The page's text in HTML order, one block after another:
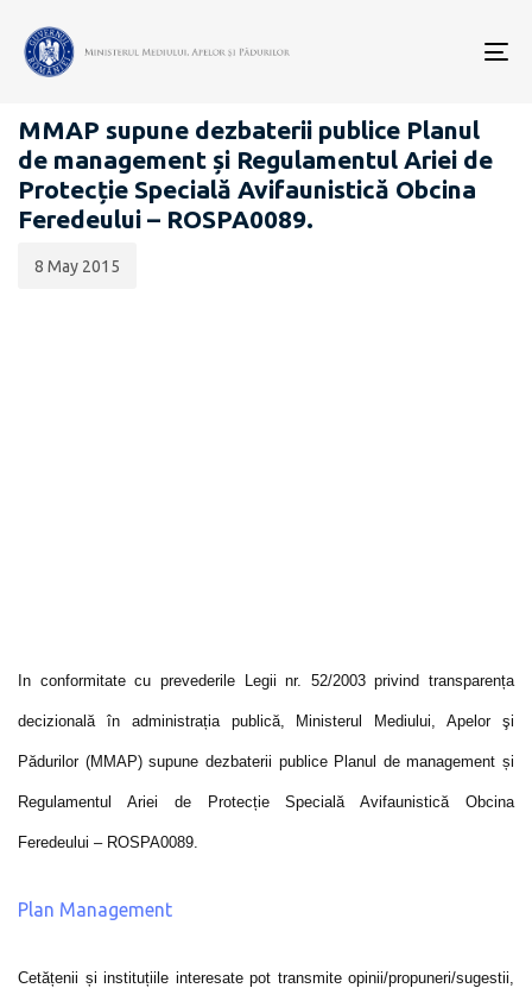
PROIECTE ACTE NORMATIVE
MMAP supune dezbaterii publice Planul
de management și Regulamentul Ariei de
Protecție Specială Avifaunistică Obcina
Feredeului – ROSPA0089.
publicării:
8 May 2015
In conformitate cu prevederile Legii nr. 52/2003 privind transparența
decizională în administrația publică, Ministerul Mediului, Apelor şi
Pădurilor (MMAP) supune dezbaterii publice Planul de management și
Regulamentul Ariei de Protecție Specială Avifaunistică Obcina
Feredeului – ROSPA0089.
Plan Management
Cetățenii și instituțiile interesate pot transmite opinii/propuneri/sugestii,